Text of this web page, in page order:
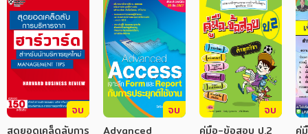
จบ
สุดยอดเคล็ดลับการ
จบ
Advanced
จบ
คู่มือ-ข้อสอบ ป.2
คู่